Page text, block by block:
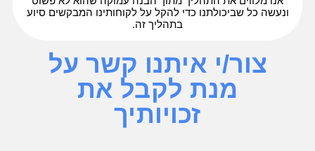
ונעשה כל שביכולתנו כדי להקל על לקוחותינו המבקשים סיוע
בתהליך זה.
צור/י איתנו קשר על
מנת לקבל את
זכויותיך